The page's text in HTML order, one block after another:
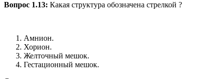
Вопрос 1.13: Какая структура обозначена стрелкой ?
Амнион.
Хорион.
Желточный мешок.
Гестационный мешок.